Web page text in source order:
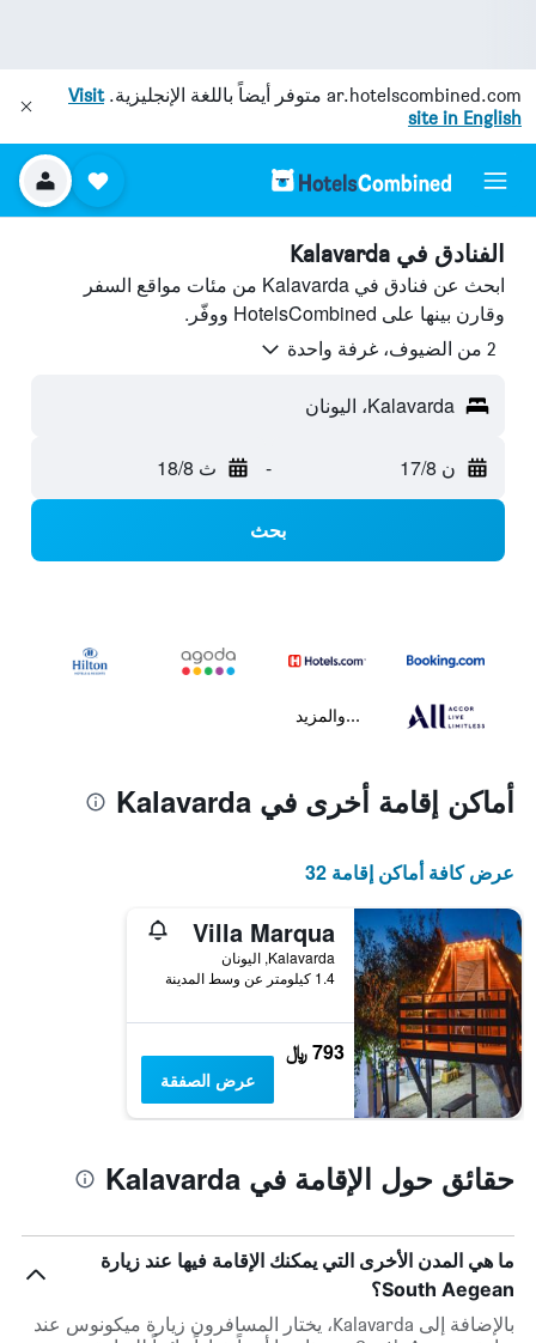
ar.hotelscombined.com متوفر أيضاً باللغة الإنجليزية.Visit
site in English
الفنادق في Kalavarda
ابحث عن فنادق في Kalavarda من مئات مواقع السفر
وقارن بينها على HotelsCombined ووفّر.
2 من الضيوف، غرفة واحدة
Kalavarda، اليونان
ن 17/8 - ث 18/8
بحث
...والمزيد
أماكن إقامة أخرى في Kalavarda
عرض كافة أماكن إقامة 32
Villa Marqua
Kalavarda, اليونان
1.4 كيلومتر عن وسط المدينة
793 ﷼
عرض الصفقة
حقائق حول الإقامة في Kalavarda
ما هي المدن الأخرى التي يمكنك الإقامة فيها عند زيارة
South Aegean؟
بالإضافة إلى Kalavarda، يختار المسافرون زيارة ميكونوس عند